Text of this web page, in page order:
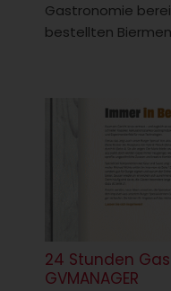
Gastronomie
bestellten
24 Stunden
GVMANAGER